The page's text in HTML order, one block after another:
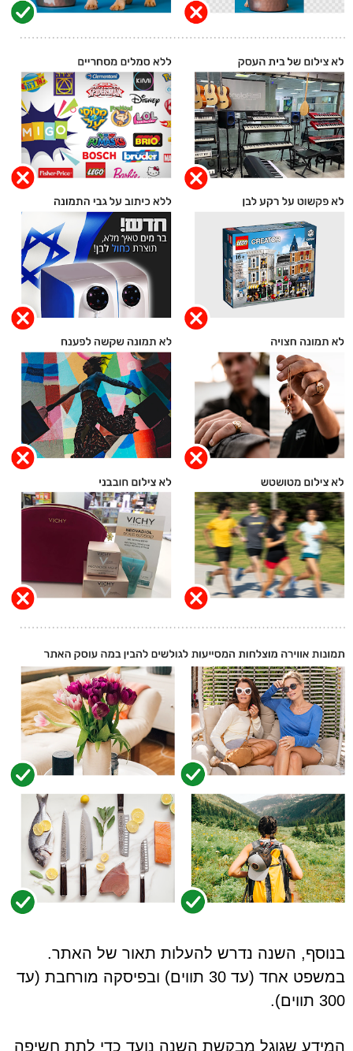
בנוסף, השנה נדרש להעלות תאור של האתר.
במשפט אחד (עד 30 תווים) ובפיסקה מורחבת (עד
300 תווים).
המידע שגוגל מבקשת השנה נועד כדי לתת חשיפה